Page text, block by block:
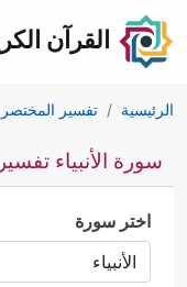
القرآن
الرئيسية تفسير المختصر
سورة الأنبياء
اختر سورة